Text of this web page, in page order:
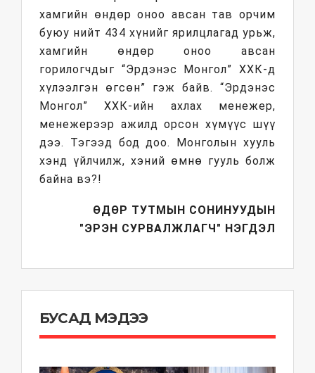
хамгийн өндөр оноо авсан тав орчим
буюу нийт 434 хүнийг ярилцлагад урьж,
хамгийн өндөр оноо авсан
горилогчдыг “Эрдэнэс Монгол” ХХК-д
хүлээлгэн өгсөн” гэж байв. “Эрдэнэс
Монгол” ХХК-ийн ахлах менежер,
менежерээр ажилд орсон хүмүүс шүү
дээ. Тэгээд бод доо. Монголын хууль
хэнд үйлчилж, хэний өмнө гууль болж
байна вэ?!
ӨДӨР ТУТМЫН СОНИНУУДЫН
"ЭРЭН СУРВАЛЖЛАГЧ" НЭГДЭЛ
БУСАД МЭДЭЭ